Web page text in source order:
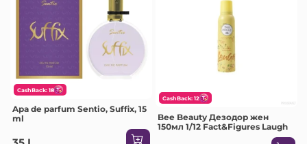
CashBack: 18
Apa de parfum Sentio, Suffix, 15
ml
CashBack: 12
Bee Beauty Дезодор жен
150мл 1/12 Fact&Figures Laugh